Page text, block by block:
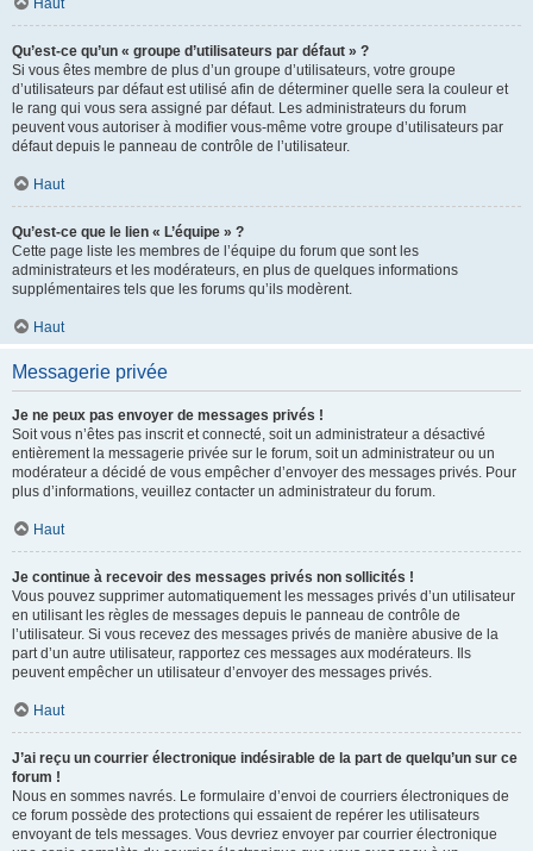
Haut
Qu’est-ce qu’un « groupe d’utilisateurs par défaut » ?
Si vous êtes membre de plus d’un groupe d’utilisateurs, votre groupe
d’utilisateurs par défaut est utilisé afin de déterminer quelle sera la couleur et
le rang qui vous sera assigné par défaut. Les administrateurs du forum
peuvent vous autoriser à modifier vous-même votre groupe d’utilisateurs par
défaut depuis le panneau de contrôle de l’utilisateur.
Haut
Qu’est-ce que le lien « L’équipe » ?
Cette page liste les membres de l’équipe du forum que sont les
administrateurs et les modérateurs, en plus de quelques informations
supplémentaires tels que les forums qu’ils modèrent.
Haut
Messagerie privée
Je ne peux pas envoyer de messages privés !
Soit vous n’êtes pas inscrit et connecté, soit un administrateur a désactivé
entièrement la messagerie privée sur le forum, soit un administrateur ou un
modérateur a décidé de vous empêcher d’envoyer des messages privés. Pour
plus d’informations, veuillez contacter un administrateur du forum.
Haut
Je continue à recevoir des messages privés non sollicités !
Vous pouvez supprimer automatiquement les messages privés d’un utilisateur
en utilisant les règles de messages depuis le panneau de contrôle de
l’utilisateur. Si vous recevez des messages privés de manière abusive de la
part d’un autre utilisateur, rapportez ces messages aux modérateurs. Ils
peuvent empêcher un utilisateur d’envoyer des messages privés.
Haut
J’ai reçu un courrier électronique indésirable de la part de quelqu’un sur ce
forum !
Nous en sommes navrés. Le formulaire d’envoi de courriers électroniques de
ce forum possède des protections qui essaient de repérer les utilisateurs
envoyant de tels messages. Vous devriez envoyer par courrier électronique